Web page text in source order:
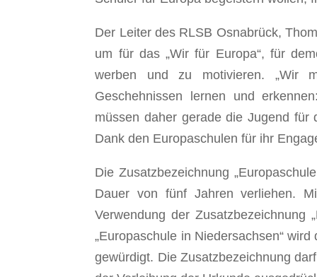
Der Leiter des RLSB Osnabrück,
um für das „Wir für Europa“, für
werben und zu motivieren. „Wir
Geschehnissen lernen und
müssen daher gerade die Jugend für
Dank den Europaschulen für ihr
Die Zusatzbezeichnung
Dauer von fünf Jahren verliehen.
Verwendung der Zusatzbezeichnung
„Europaschule in Niedersachsen“
gewürdigt. Die Zusatzbezeichnung